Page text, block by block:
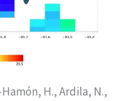
H., Ardila, N.,